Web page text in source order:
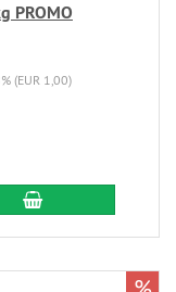
PROMO
(EUR 1,00)